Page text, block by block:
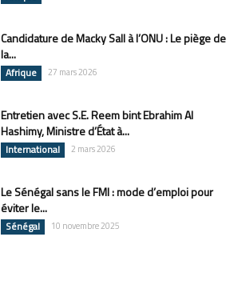
Candidature de Macky Sall à l’ONU : Le piège de
la...
Afrique 27 mars 2026
Entretien avec S.E. Reem bint Ebrahim Al
Hashimy, Ministre d’État à...
International 2 mars 2026
Le Sénégal sans le FMI : mode d’emploi pour
éviter le...
Sénégal 10 novembre 2025